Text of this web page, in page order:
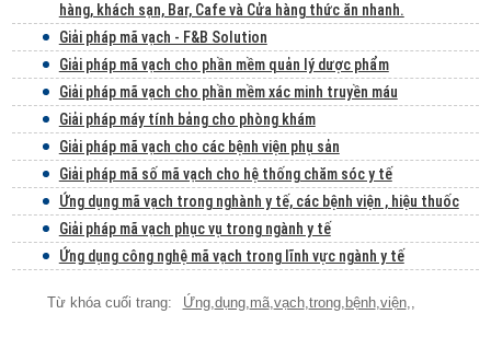
hàng, khách sạn, Bar, Cafe và Cửa hàng thức ăn nhanh.
Giải pháp mã vạch - F&B Solution
Giải pháp mã vạch cho phần mềm quản lý dược phẩm
Giải pháp mã vạch cho phần mềm xác minh truyền máu
Giải pháp máy tính bảng cho phòng khám
Giải pháp mã vạch cho các bệnh viện phụ sản
Giải pháp mã số mã vạch cho hệ thống chăm sóc y tế
Ứng dụng mã vạch trong nghành y tế, các bệnh viện , hiệu thuốc
Giải pháp mã vạch phục vụ trong ngành y tế
Ứng dụng công nghệ mã vạch trong lĩnh vực ngành y tế
Ứng,dụng,mã,vạch,trong, bệnh,viện,,